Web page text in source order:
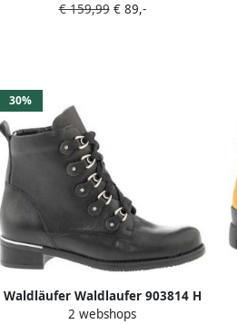
€ 159,99€ 89,-
30%
Waldläufer Waldlaufer 903814 H
Volwassenen VeterlaarzenHalf-
2 webshops